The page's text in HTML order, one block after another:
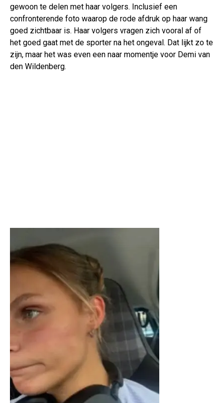
gewoon te delen met haar volgers. Inclusief een
confronterende foto waarop de rode afdruk op haar wang
goed zichtbaar is. Haar volgers vragen zich vooral af of
het goed gaat met de sporter na het ongeval. Dat lijkt zo te
zijn, maar het was even een naar momentje voor Demi van
den Wildenberg.